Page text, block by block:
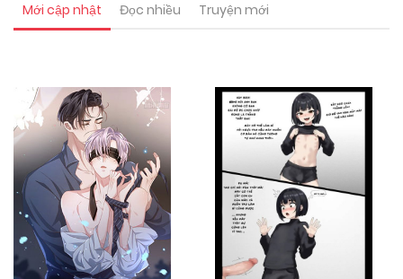
Mới cập nhật Đọc nhiều Truyện mới